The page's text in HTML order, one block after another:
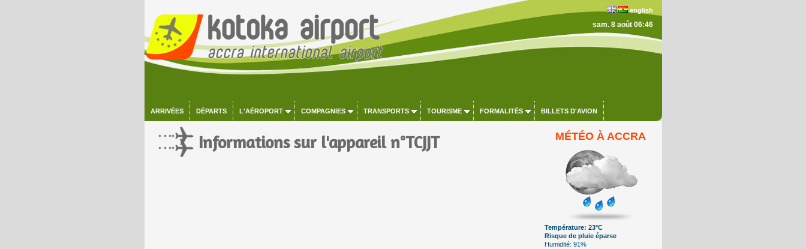
english
sam. 8 août 06:46
ARRIVÉES DÉPARTS L'AÉROPORT COMPAGNIES TRANSPORTS TOURISME FORMALITÉS BILLETS D'AVION
Informations sur l'appareil n°TCJJT MÉTÉO À ACCRA
Température: 23°C
Risque de pluie éparse
Humidité: 91%